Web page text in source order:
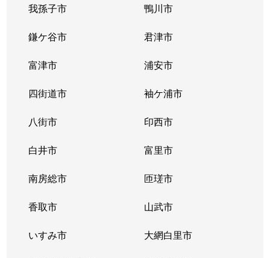
我孫子市 鴨川市
鎌ケ谷市 君津市
富津市 浦安市
四街道市 袖ケ浦市
八街市 印西市
白井市 富里市
南房総市 匝瑳市
香取市 山武市
いすみ市 大網白里市